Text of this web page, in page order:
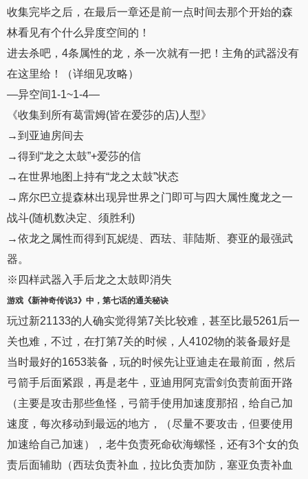
收集完毕之后，在最后一章还是前一点时间去那个开始的森
林看见有个什么异度空间的！
进去杀吧，4条属性的龙，杀一次就有一把！主角的武器没有
在这里给！（详细见攻略）
—异空间1-1~1-4—
《收集到所有葛雷姆(皆在爱莎的店)人型》
→到亚迪房间去
→得到“龙之太鼓”+爱莎的信
→在世界地图上持有“龙之太鼓”状态
→席尔巴立提森林出现异世界之门即可与四大属性魔龙之一
战斗(随机数决定、须胜利)
→依龙之属性而得到瓦妮缇、西珐、菲陆斯、赛亚的最强武
器。
※四样武器入手后龙之太鼓即消失
游戏《新神奇传说3》中，第七话的通关秘诀
玩过新21133的人确实觉得第7关比较难，甚至比最5261后一
关也难，不过，在打第7关的时候，人4102物的装备最好是
当时最好的1653装备，玩的时候先让亚迪走在最前面，然后
弓箭手后面紧跟，再是老牛，亚迪用阿克雷剑负责前面开路
（主要是攻击那些鱼怪，弓箭手使用加速度那招，给自己加
速度，每次移动到最远的地方，（尽量不要攻击，但要使用
加速给自己加速），老牛负责死命砍海螺怪，还有3个女的负
责后面辅助（西珐负责补血，拉比负责加防，塞亚负责补血